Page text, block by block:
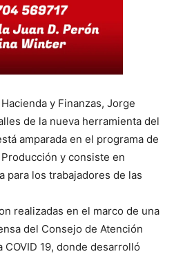
y Finanzas, Jorge
de la nueva herramienta del
amparada en el programa de
y consiste en
para los trabajadores de las
realizadas en el marco de una
del Consejo de Atención
19, donde desarrolló